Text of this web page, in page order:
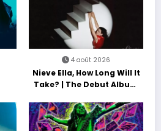
4 août 2026
Nieve Ella, How Long Will It
Take? | The Debut Album